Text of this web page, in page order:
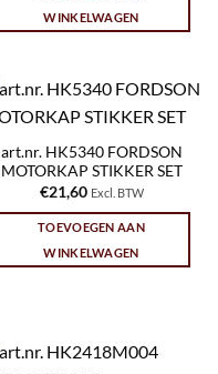
WINKELWAGEN
art.nr. HK5340 FORDSON
MOTORKAP STIKKER SET
€21,60 Excl. BTW
TOEVOEGEN AAN
WINKELWAGEN